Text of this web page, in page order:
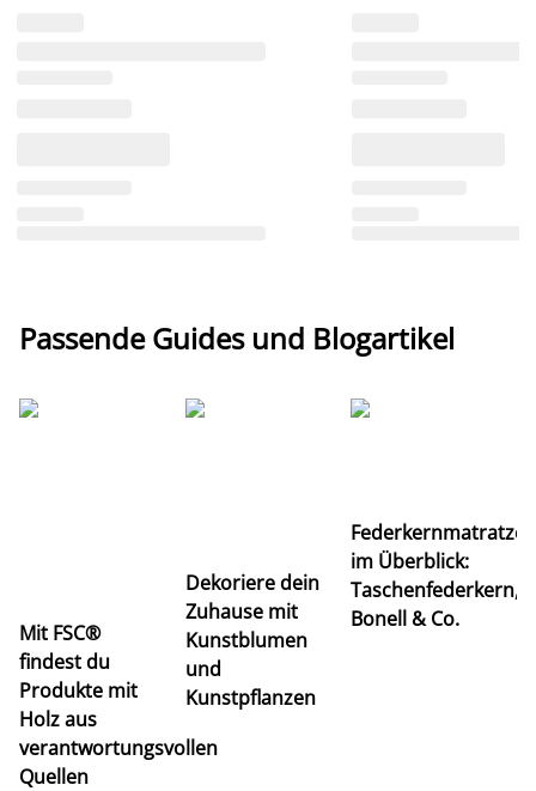
Passende Guides und Blogartikel
Mit FSC®
findest du
Produkte mit
Holz aus
verantwortungsvollen
Quellen
Dekoriere dein
Zuhause mit
Kunstblumen
und
Kunstpflanzen
im Überblick:
Taschenfederkern,
Bonell & Co.